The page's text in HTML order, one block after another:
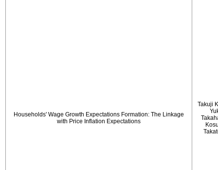
Households' Wage Growth Expectations Formation: The Linkage
with Price Inflation Expectations
Takuji